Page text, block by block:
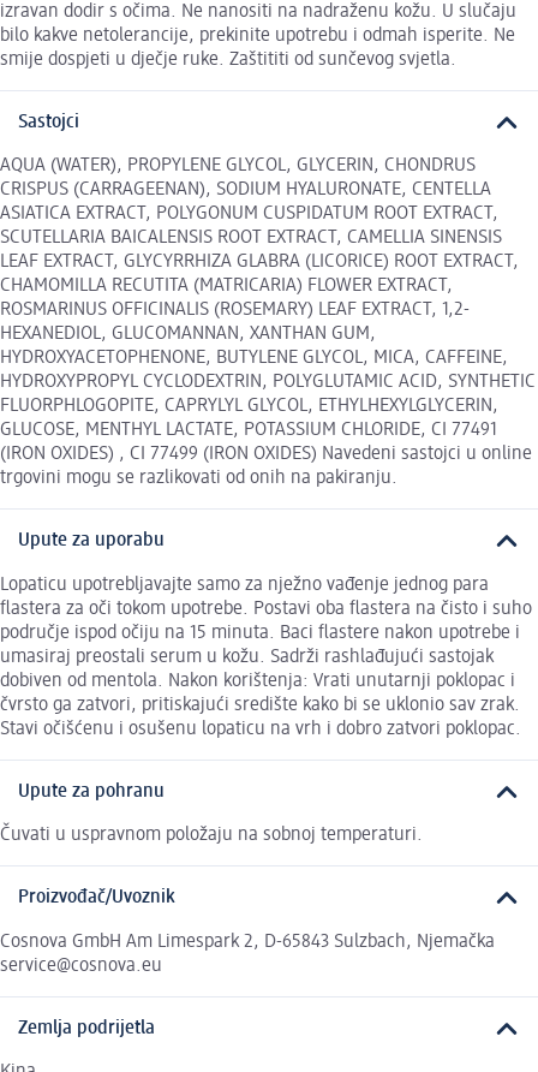
izravan dodir s očima. Ne nanositi na nadraženu kožu. U slučaju
bilo kakve netolerancije, prekinite upotrebu i odmah isperite. Ne
smije dospjeti u dječje ruke. Zaštititi od sunčevog svjetla.
Sastojci
AQUA (WATER), PROPYLENE GLYCOL, GLYCERIN, CHONDRUS
CRISPUS (CARRAGEENAN), SODIUM HYALURONATE, CENTELLA
ASIATICA EXTRACT, POLYGONUM CUSPIDATUM ROOT EXTRACT,
SCUTELLARIA BAICALENSIS ROOT EXTRACT, CAMELLIA SINENSIS
LEAF EXTRACT, GLYCYRRHIZA GLABRA (LICORICE) ROOT EXTRACT,
CHAMOMILLA RECUTITA (MATRICARIA) FLOWER EXTRACT,
ROSMARINUS OFFICINALIS (ROSEMARY) LEAF EXTRACT, 1,2-
HEXANEDIOL, GLUCOMANNAN, XANTHAN GUM,
HYDROXYACETOPHENONE, BUTYLENE GLYCOL, MICA, CAFFEINE,
HYDROXYPROPYL CYCLODEXTRIN, POLYGLUTAMIC ACID, SYNTHETIC
FLUORPHLOGOPITE, CAPRYLYL GLYCOL, ETHYLHEXYLGLYCERIN,
GLUCOSE, MENTHYL LACTATE, POTASSIUM CHLORIDE, CI 77491
(IRON OXIDES) , CI 77499 (IRON OXIDES) Navedeni sastojci u online
trgovini mogu se razlikovati od onih na pakiranju.
Upute za uporabu
Lopaticu upotrebljavajte samo za nježno vađenje jednog para
flastera za oči tokom upotrebe. Postavi oba flastera na čisto i suho
područje ispod očiju na 15 minuta. Baci flastere nakon upotrebe i
umasiraj preostali serum u kožu. Sadrži rashlađujući sastojak
dobiven od mentola. Nakon korištenja: Vrati unutarnji poklopac i
čvrsto ga zatvori, pritiskajući središte kako bi se uklonio sav zrak.
Stavi očišćenu i osušenu lopaticu na vrh i dobro zatvori poklopac.
Upute za pohranu
Čuvati u uspravnom položaju na sobnoj temperaturi.
Proizvođač/Uvoznik
Cosnova GmbH Am Limespark 2, D-65843 Sulzbach, Njemačka
service@cosnova.eu
Zemlja podrijetla